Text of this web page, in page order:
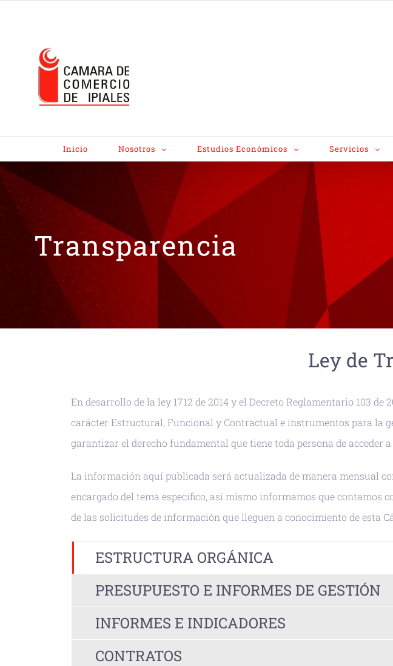
Inicio Nosotros Estudios Económicos Servicios
Transparencia
Ley de
En desarrollo de la ley 1712 de 2014 y el Decreto Reglamentario 103
carácter Estructural, Funcional y Contractual e instrumentos para la
garantizar el derecho fundamental que tiene toda persona de
La información aquí publicada será actualizada de manera mensual
encargado del tema específico, así mismo informamos que contamos
de las solicitudes de información que lleguen a conocimiento de esta
ESTRUCTURA ORGÁNICA
PRESUPUESTO E INFORMES DE GESTIÓN
INFORMES E INDICADORES
CONTRATOS